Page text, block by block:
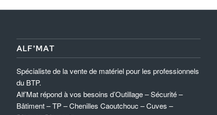
ALF’MAT
Spécialiste de la vente de matériel pour les professionnels
du BTP.
Alf’Mat répond à vos besoins d’Outillage – Sécurité –
Bâtiment – TP – Chenilles Caoutchouc – Cuves –